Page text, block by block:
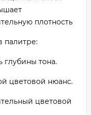
плотность
палитре:
тона.
цветовой нюанс.
цветовой